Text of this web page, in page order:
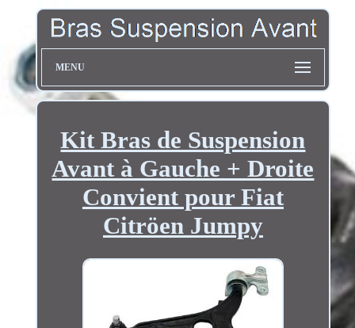
MENU
Kit Bras de Suspension
Avant à Gauche + Droite
Convient pour Fiat
Citröen Jumpy